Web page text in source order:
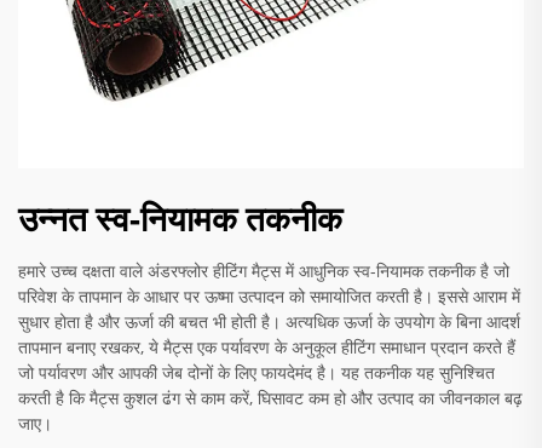
उन्नत स्व-नियामक तकनीक
हमारे उच्च दक्षता वाले अंडरफ्लोर हीटिंग मैट्स में आधुनिक स्व-नियामक तकनीक है जो
परिवेश के तापमान के आधार पर ऊष्मा उत्पादन को समायोजित करती है। इससे आराम में
सुधार होता है और ऊर्जा की बचत भी होती है। अत्यधिक ऊर्जा के उपयोग के बिना आदर्श
तापमान बनाए रखकर, ये मैट्स एक पर्यावरण के अनुकूल हीटिंग समाधान प्रदान करते हैं
जो पर्यावरण और आपकी जेब दोनों के लिए फायदेमंद है। यह तकनीक यह सुनिश्चित
करती है कि मैट्स कुशल ढंग से काम करें, घिसावट कम हो और उत्पाद का जीवनकाल बढ़
जाए।